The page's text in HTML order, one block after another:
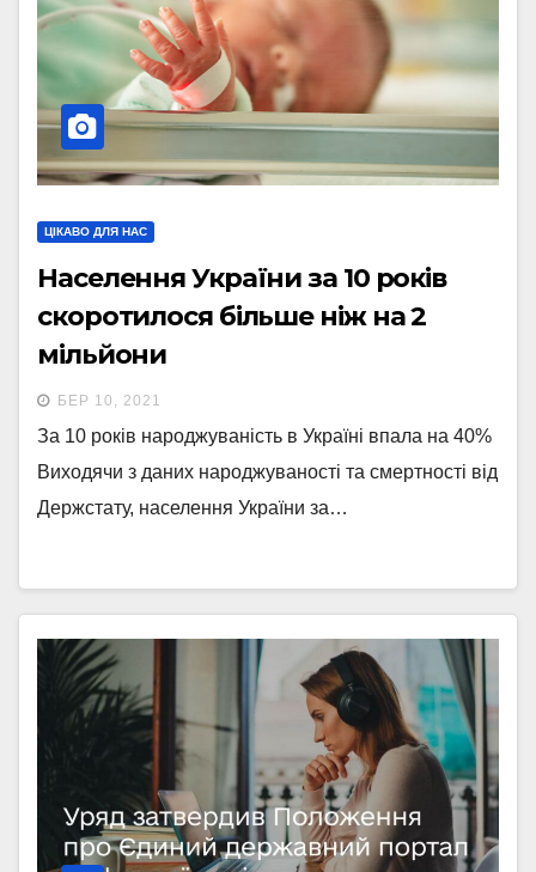
ЦІКАВО ДЛЯ НАС
Населення України за 10 років
скоротилося більше ніж на 2
мільйони
БЕР 10, 2021
За 10 років народжуваність в Україні впала на 40%
Виходячи з даних народжуваності та смертності від
Держстату, населення України за…